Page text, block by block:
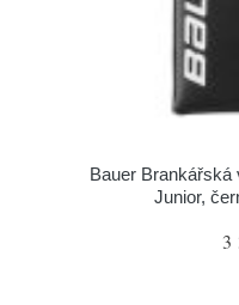
Bauer
Junior,
3